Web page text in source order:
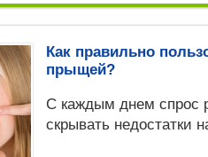
Как правильно
прыщей?
С каждым днем спрос
скрывать недостатки